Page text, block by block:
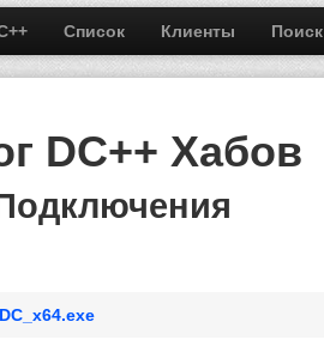
Список Клиенты Поиск
DC++ Хабов